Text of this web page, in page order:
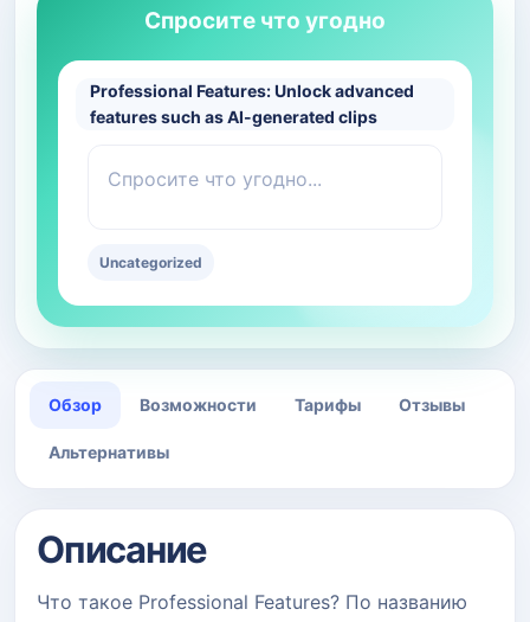
Спросите что угодно
Professional Features: Unlock advanced
features such as AI-generated clips
Спросите что угодно...
Uncategorized
Обзор Возможности Тарифы Отзывы
Альтернативы
Описание
Что такое Professional Features? По названию